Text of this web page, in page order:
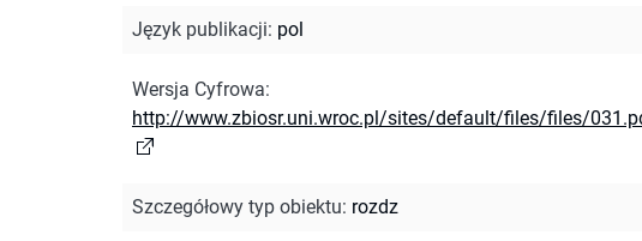
Język publikacji: pol
Wersja Cyfrowa:
http://www.zbiosr.uni.wroc.pl/sites/default/files/files/
Szczegółowy typ obiektu: rozdz